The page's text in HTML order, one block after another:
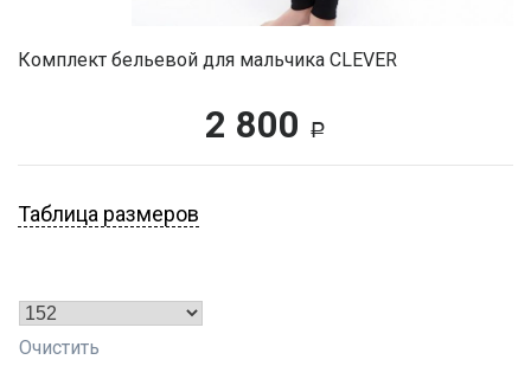
Комплект бельевой для мальчика CLEVER
2 800 Р
Таблица размеров
Очистить